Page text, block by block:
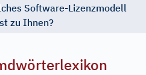
Software-Lizenzmodell
zu Ihnen?